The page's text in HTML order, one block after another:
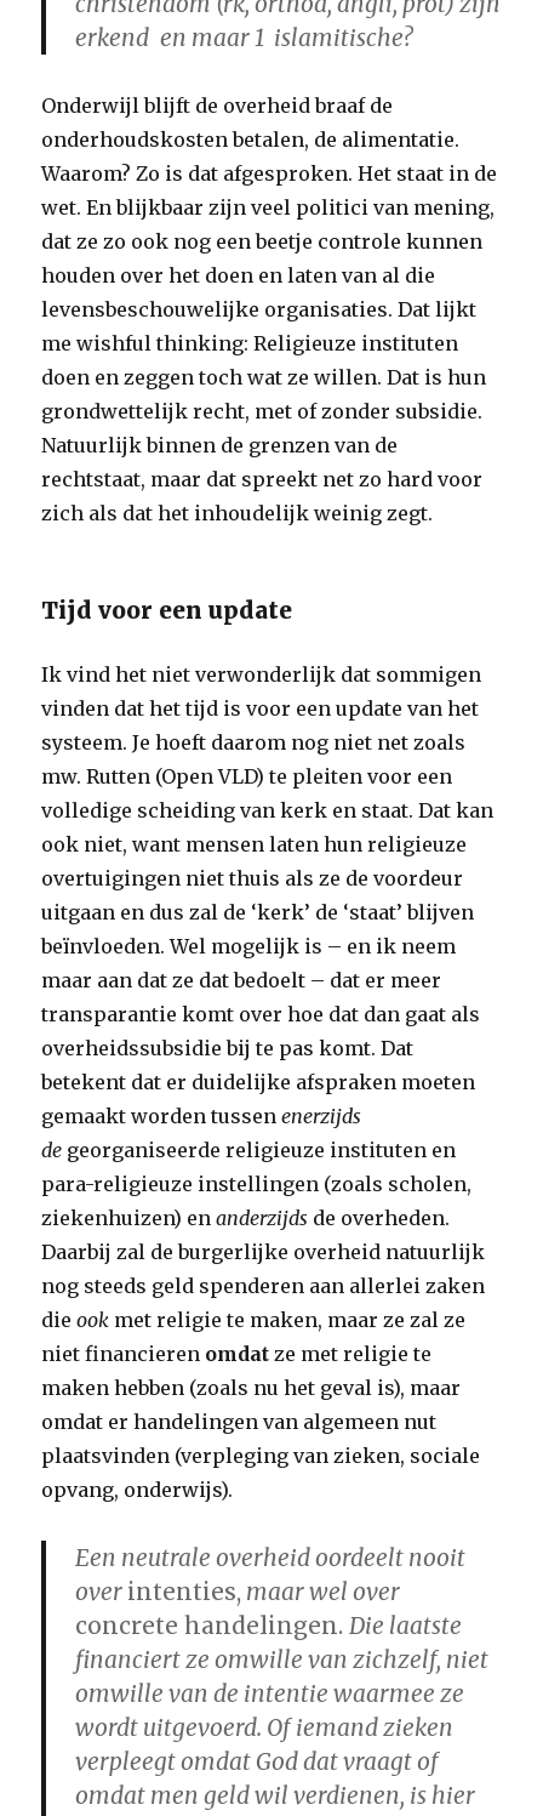
erkend en maar 1 islamitische?
Onderwijl blijft de overheid braaf de
onderhoudskosten betalen, de alimentatie.
Waarom? Zo is dat afgesproken. Het staat in de
wet. En blijkbaar zijn veel politici van mening,
dat ze zo ook nog een beetje controle kunnen
houden over het doen en laten van al die
levensbeschouwelijke organisaties. Dat lijkt
me wishful thinking: Religieuze instituten
doen en zeggen toch wat ze willen. Dat is hun
grondwettelijk recht, met of zonder subsidie.
Natuurlijk binnen de grenzen van de
rechtstaat, maar dat spreekt net zo hard voor
zich als dat het inhoudelijk weinig zegt.
Tijd voor een update
Ik vind het niet verwonderlijk dat sommigen
vinden dat het tijd is voor een update van het
systeem. Je hoeft daarom nog niet net zoals
mw. Rutten (Open VLD) te pleiten voor een
volledige scheiding van kerk en staat. Dat kan
ook niet, want mensen laten hun religieuze
overtuigingen niet thuis als ze de voordeur
uitgaan en dus zal de ‘kerk’ de ‘staat’ blijven
beïnvloeden. Wel mogelijk is – en ik neem
maar aan dat ze dat bedoelt – dat er meer
transparantie komt over hoe dat dan gaat als
overheidssubsidie bij te pas komt. Dat
betekent dat er duidelijke afspraken moeten
gemaakt worden tussenenerzijds
de georganiseerde religieuze instituten en
para-religieuze instellingen (zoals scholen,
ziekenhuizen) enanderzijds de overheden.
Daarbij zal de burgerlijke overheid natuurlijk
nog steeds geld spenderen aan allerlei zaken
dieook met religie te maken, maar ze zal ze
niet financieren omdat ze met religie te
maken hebben (zoals nu het geval is), maar
omdat er handelingen van algemeen nut
plaatsvinden (verpleging van zieken, sociale
opvang, onderwijs).
Een neutrale overheid oordeelt nooit
over intenties, maar wel over
concrete handelingen.Die laatste
financiert ze omwille van zichzelf, niet
omwille van de intentie waarmee ze
wordt uitgevoerd. Of iemand zieken
verpleegt omdat God dat vraagt of
omdat men geld wil verdienen, is hier